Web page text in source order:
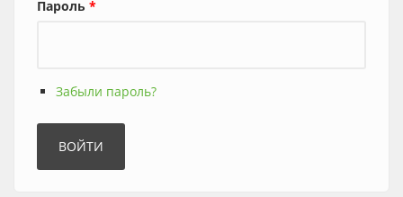
Пароль *
Забыли пароль?